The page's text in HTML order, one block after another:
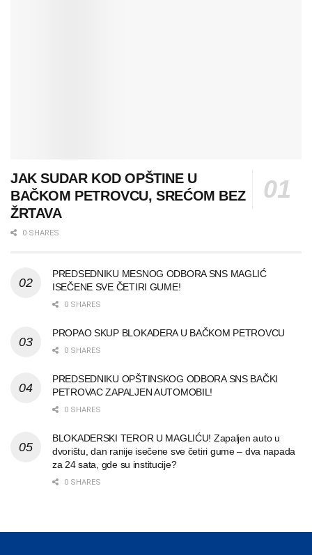
JAK SUDAR KOD OPŠTINE U
BAČKOM PETROVCU, SREĆOM BEZ
ŽRTAVA
0 SHARES
PREDSEDNIKU MESNOG ODBORA SNS MAGLIĆ
ISEČENE SVE ČETIRI GUME!
0 SHARES
PROPAO SKUP BLOKADERA U BAČKOM PETROVCU
0 SHARES
PREDSEDNIKU OPŠTINSKOG ODBORA SNS BAČKI
PETROVAC ZAPALJEN AUTOMOBIL!
0 SHARES
BLOKADERSKI TEROR U MAGLIĆU! Zapaljen auto u
dvorištu, dan ranije isečene sve četiri gume – dva napada
za 24 sata, gde su institucije?
0 SHARES